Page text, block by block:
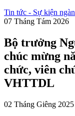
Tin tức - Sự kiện
07 Tháng Tám 2026
Bộ trưởng
chúc mừng
chức, viên
VHTTDL
02 Tháng Giêng 2025